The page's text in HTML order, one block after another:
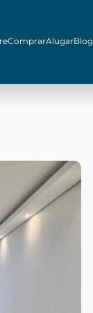
ComprarAlugarBlog